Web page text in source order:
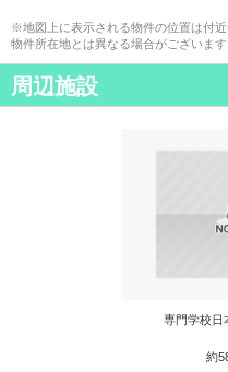
※地図上に表示される物件の位置は付
物件所在地とは異なる場合がございます
周辺施設
専門学校日
約